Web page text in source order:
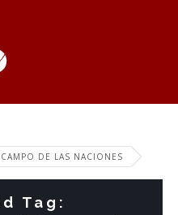
DE LAS NACIONES
Tag: